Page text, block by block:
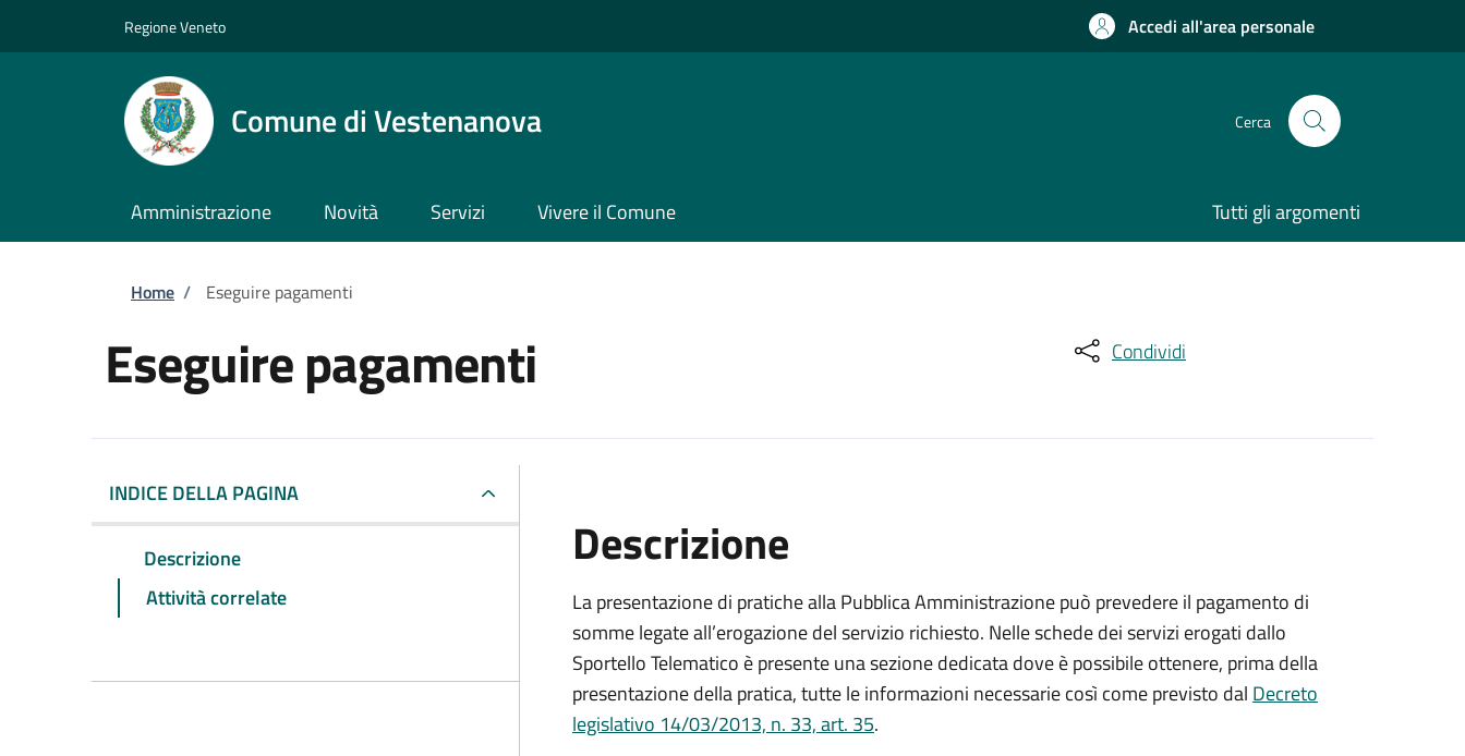
Regione Veneto Accedi all'area personale
Comune di Vestenanova Cerca
Amministrazione Novità Servizi Vivere il Comune Tutti gli argomenti
Briciole di pane
Home / Eseguire pagamenti
Eseguire pagamenti Condividi
INDICE DELLA PAGINA
Descrizione
Attività correlate
Descrizione
La presentazione di pratiche alla Pubblica Amministrazione può prevedere il pagamento di
somme legate all’erogazione del servizio richiesto. Nelle schede dei servizi erogati dallo
Sportello Telematico è presente una sezione dedicata dove è possibile ottenere, prima della
presentazione della pratica, tutte le informazioni necessarie così come previsto dal Decreto
legislativo 14/03/2013, n. 33, art. 35.